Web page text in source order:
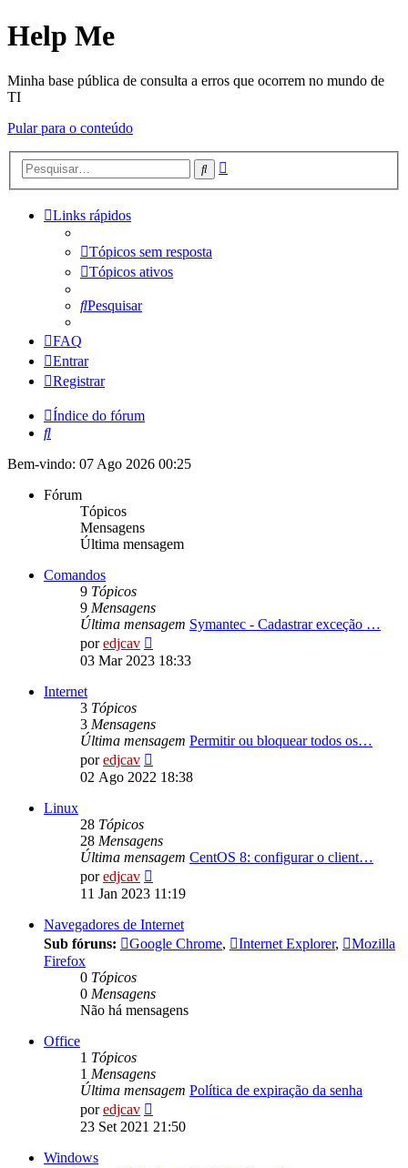
Help Me
Minha base pública de consulta a erros que ocorrem no mundo de
TI
Pular para o conteúdo
Pesquisar
Links rápidos
Tópicos sem resposta
Tópicos ativos
Pesquisar
FAQ
Entrar
Registrar
Índice do fórum
Pesquisar
Bem-vindo: 07 Ago 2026 00:25
Fórum
Tópicos
Mensagens
Última mensagem
Comandos
9 Tópicos
9 Mensagens
Última mensagem Symantec - Cadastrar exceção …
poredjcav
última
03 Mar 2023 18:33
Internet
3 Tópicos
3 Mensagens
Última mensagem Permitir ou bloquear todos os…
poredjcav
última
02 Ago 2022 18:38
Linux
28 Tópicos
28 Mensagens
Última mensagem CentOS 8: configurar o client…
poredjcav
última
11 Jan 2023 11:19
Navegadores de Internet
Sub fóruns:
Google Chrome, Internet Explorer,
Mozilla
Firefox
0 Tópicos
0 Mensagens
Não há mensagens
Office
1 Tópicos
1 Mensagens
Última mensagem Política de expiração da senha
poredjcav
última
23 Set 2021 21:50
Windows